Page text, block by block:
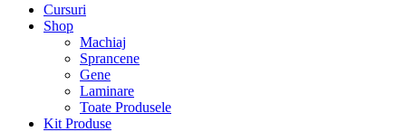
Cursuri
Shop
Machiaj
Sprancene
Gene
Laminare
Toate Produsele
Kit Produse